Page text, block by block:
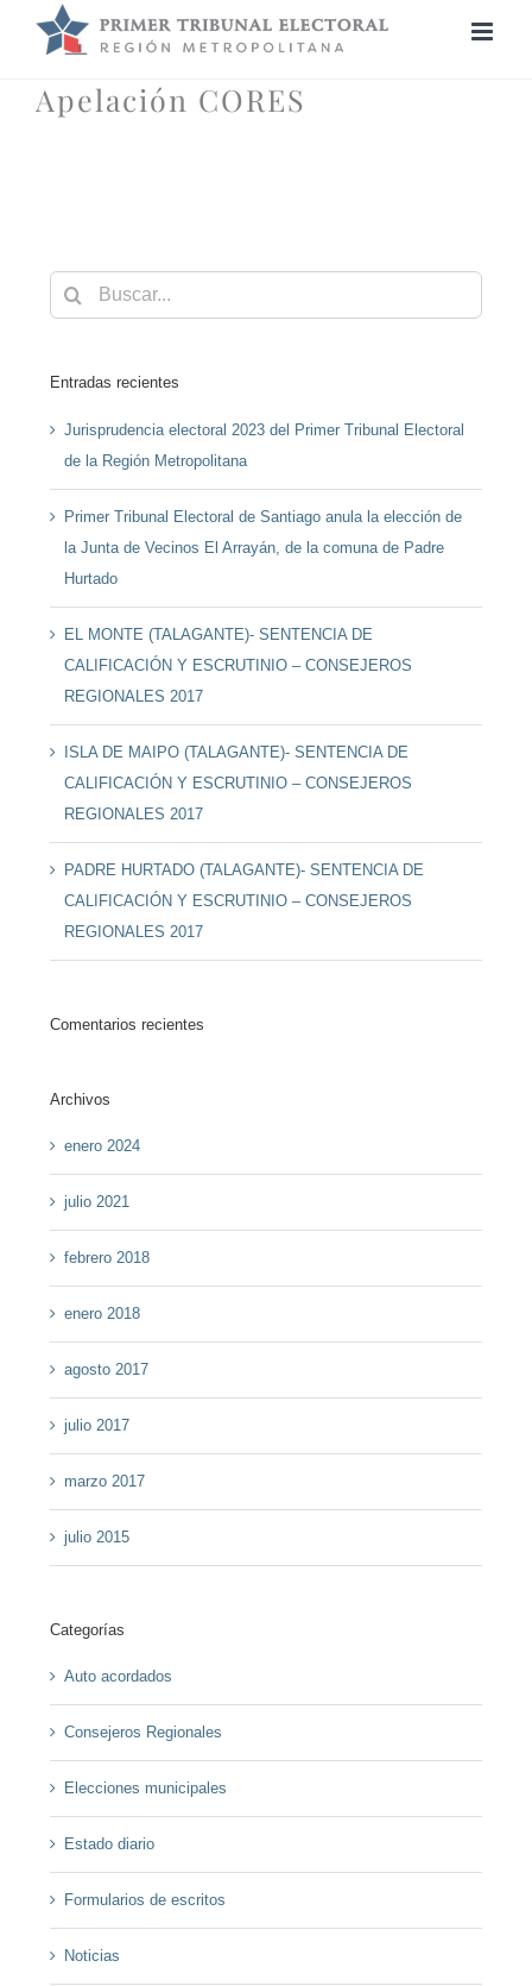
Apelación CORES
Buscar:
Entradas recientes
Jurisprudencia electoral 2023 del Primer Tribunal Electoral
de la Región Metropolitana
Primer Tribunal Electoral de Santiago anula la elección de
la Junta de Vecinos El Arrayán, de la comuna de Padre
Hurtado
EL MONTE (TALAGANTE)- SENTENCIA DE
CALIFICACIÓN Y ESCRUTINIO – CONSEJEROS
REGIONALES 2017
ISLA DE MAIPO (TALAGANTE)- SENTENCIA DE
CALIFICACIÓN Y ESCRUTINIO – CONSEJEROS
REGIONALES 2017
PADRE HURTADO (TALAGANTE)- SENTENCIA DE
CALIFICACIÓN Y ESCRUTINIO – CONSEJEROS
REGIONALES 2017
Comentarios recientes
Archivos
enero 2024
julio 2021
febrero 2018
enero 2018
agosto 2017
julio 2017
marzo 2017
julio 2015
Categorías
Auto acordados
Consejeros Regionales
Elecciones municipales
Estado diario
Formularios de escritos
Noticias